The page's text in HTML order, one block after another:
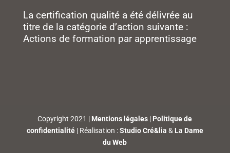
La certification qualité a été délivrée au
titre de la catégorie d’action suivante :
Actions de formation par apprentissage
Copyright 2021 | Mentions légales | Politique de
confidentialité| Réalisation :Studio Cré&lia & La Dame
du Web